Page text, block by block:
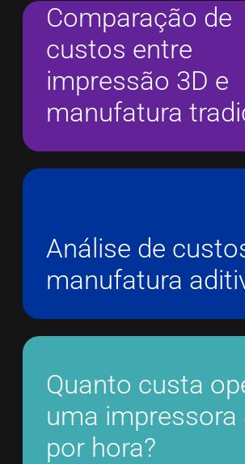
Comparação de
custos entre
impressão 3D e
manufatura
Análise de
manufatura
Quanto custa
uma impressora
por hora?